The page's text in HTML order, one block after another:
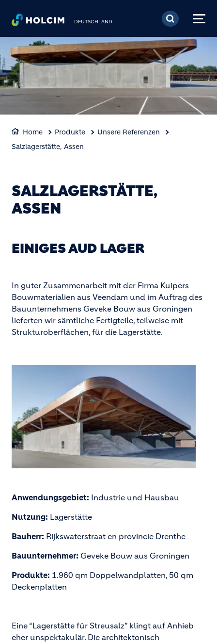
Direkt zum Inhalt
DEUTSCHLAND
Home Produkte
Unsere Referenzen
Salzlagerstätte, Assen
SALZLAGERSTÄTTE,
ASSEN
EINIGES AUD LAGER
In guter Zusammenarbeit mit der Firma Kuipers
Bouwmaterialien aus Veendam und im Auftrag des
Bauunternehmens Geveke Bouw aus Groningen
lieferten wir sämtliche Fertigteile, teilweise mit
Strukturoberflächen, für die Lagerstätte.
Anwendungsgebiet: Industrie und Hausbau
Nutzung: Lagerstätte
Bauherr: Rijkswaterstraat en provincie Drenthe
Bauunternehmer: Geveke Bouw aus Groningen
Produkte: 1.960 qm Doppelwandplatten, 50 qm
Deckenplatten
Eine “Lagerstätte für Streusalz” klingt auf Anhieb
eher unspektakulär. Die architektonisch